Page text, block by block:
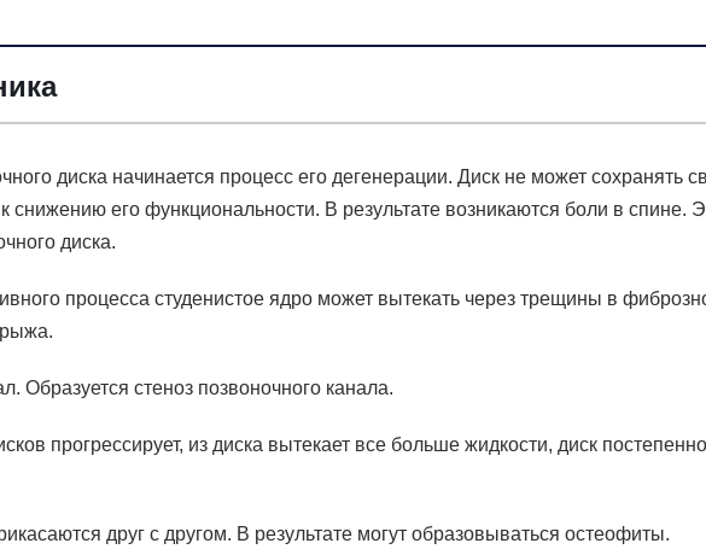
диска начинается процесс его дегенерации. Диск не может сохранять
снижению его функциональности. В результате возникаются боли в спине.
диска.
процесса студенистое ядро может вытекать через трещины в
Образуется стеноз позвоночного канала.
прогрессирует, из диска вытекает все больше жидкости, диск постепенно
друг с другом. В результате могут образовываться остеофиты.